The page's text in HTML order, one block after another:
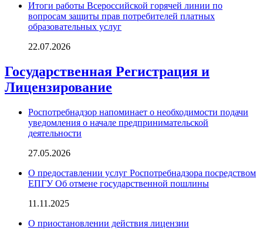
Итоги работы Всероссийской горячей линии по
вопросам защиты прав потребителей платных
образовательных услуг
22.07.2026
Государственная Регистрация и
Лицензирование
Роспотребнадзор напоминает о необходимости подачи
уведомления о начале предпринимательской
деятельности
27.05.2026
О предоставлении услуг Роспотребнадзора посредством
ЕПГУ Об отмене государственной пошлины
11.11.2025
О приостановлении действия лицензии